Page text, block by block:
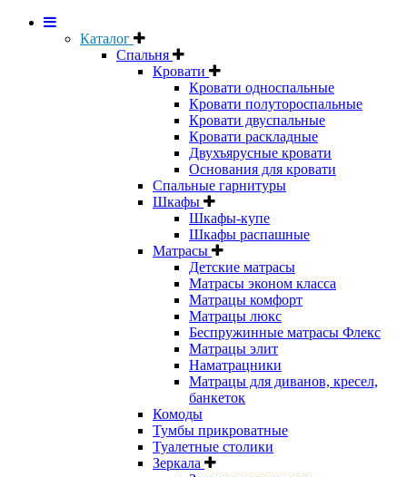
Каталог
Спальня
Кровати
Кровати односпальные
Кровати полутороспальные
Кровати двуспальные
Кровати раскладные
Двухъярусные кровати
Основания для кровати
Спальные гарнитуры
Шкафы
Шкафы-купе
Шкафы распашные
Матрасы
Детские матрасы
Матрасы эконом класса
Матрацы комфорт
Матрацы люкс
Беспружинные матрасы Флекс
Матрацы элит
Наматрацники
Матрацы для диванов, кресел,
банкеток
Комоды
Тумбы прикроватные
Туалетные столики
Зеркала